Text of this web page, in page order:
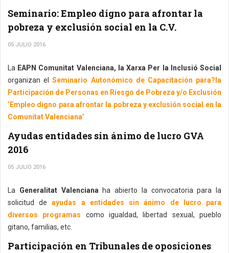
Seminario: Empleo digno para afrontar la
pobreza y exclusión social en la C.V.
05 JULIO 2016
La EAPN Comunitat Valenciana, la Xarxa Per la Inclusió Social
organizan el
Seminario Autonómico de Capacitación para?la
Participación de Personas en Riesgo de Pobreza y/o Exclusión
‘Empleo digno para afrontar la pobreza y exclusión social en la
Comunitat Valenciana’
Ayudas entidades sin ánimo de lucro GVA
2016
05 JULIO 2016
La Generalitat Valenciana
ha abierto la convocatoria para la
solicitud deayudas a entidades sin ánimo de lucro para
diversos programas como igualdad, libertad sexual, pueblo
gitano, familias, etc.
Participación en Tribunales de oposiciones